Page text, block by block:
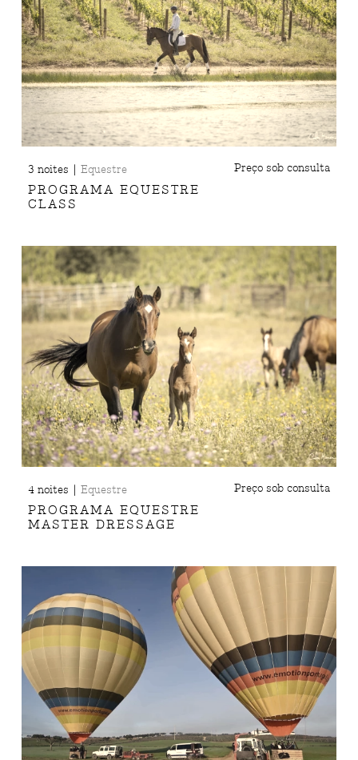
3 noites |Equestre
PROGRAMA EQUESTRE
CLASS
Preço sob consulta
4 noites |Equestre
PROGRAMA EQUESTRE
MASTER DRESSAGE
Preço sob consulta